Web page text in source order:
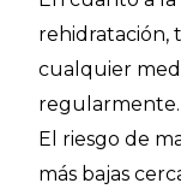
rehidratación,
cualquier
regularmente.
El riesgo de
más bajas